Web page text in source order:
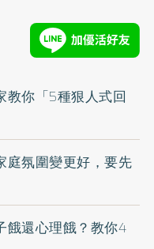
教你「5種狠人式回
庭氛圍變更好，要先
餓還心理餓？教你4